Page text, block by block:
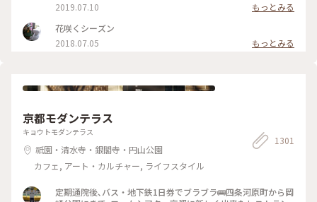
ことりっぷ2022 #Myことりっぷ #京都カフェ #ブックカフ
ェ #読書 #ガトーショコラ #コーヒー
モンのドライフルーツがめちゃくちゃ美味しい❣️ カフェの横で
は パンも販売してます。こちらも魅力的でしたが またの機会
に〜 #京都#カフェ#レモンタルト
2019.07.10
もっとみる
花咲くシーズン
2018.07.05
もっとみる
京都モダンテラス
キョウトモダンテラス
祇園・清水寺・銀閣寺・円山公園
カフェ, アート・カルチャー, ライフスタイル
1301
定期通院後､バス・地下鉄1日券でブラブラ🚌四条河原町から岡